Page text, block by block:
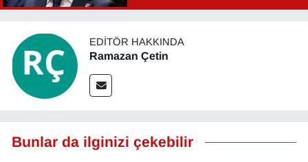
EDITÖR HAKKINDA
Ramazan Çetin
Bunlar da ilginizi çekebilir